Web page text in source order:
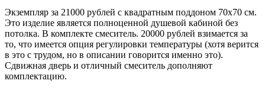
Экземпляр за 21000 рублей с квадратным поддоном 70х70 см.
Это изделие является полноценной душевой кабиной без
потолка. В комплекте смеситель. 20000 рублей взимается за
то, что имеется опция регулировки температуры (хотя верится
в это с трудом, но в описании говорится именно это).
Сдвижная дверь и отличный смеситель дополняют
комплектацию.